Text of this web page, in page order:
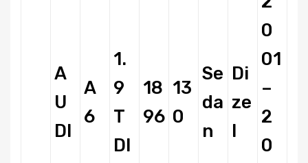
A
U
DI
A
6
1.
9
T
DI
18
96
13
0
Se
da
n
Di
ze
l
0
01
–
2
0